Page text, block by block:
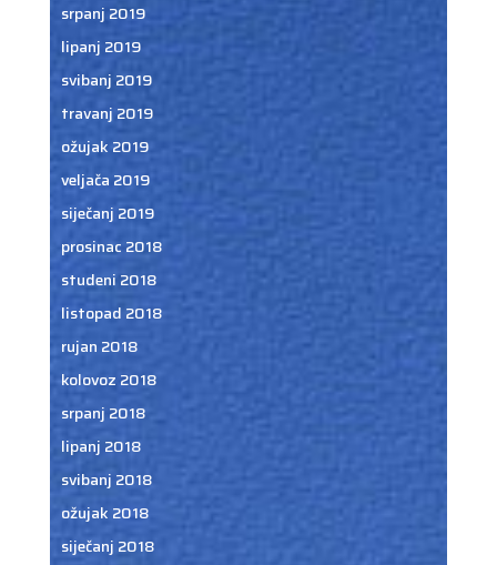
srpanj 2019
lipanj 2019
svibanj 2019
travanj 2019
ožujak 2019
veljača 2019
siječanj 2019
prosinac 2018
studeni 2018
listopad 2018
rujan 2018
kolovoz 2018
srpanj 2018
lipanj 2018
svibanj 2018
ožujak 2018
siječanj 2018